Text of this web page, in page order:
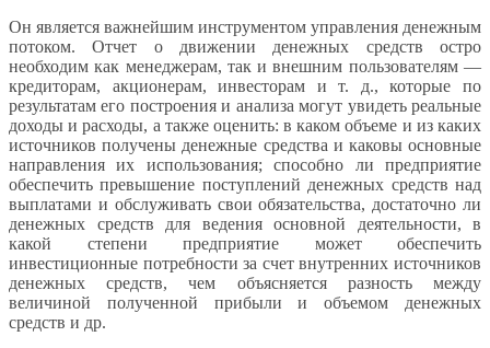
Он является важнейшим инструментом управления денежным
потоком. Отчет о движении денежных средств остро
необходим как менеджерам, так и внешним пользователям —
кредиторам, акционерам, инвесторам и т. д., которые по
результатам его построения и анализа могут увидеть реальные
доходы и расходы, а также оценить: в каком объеме и из каких
источников получены денежные средства и каковы основные
направления их использования; способно ли предприятие
обеспечить превышение поступлений денежных средств над
выплатами и обслуживать свои обязательства, достаточно ли
денежных средств для ведения основной деятельности, в
какой степени предприятие может обеспечить
инвестиционные потребности за счет внутренних источников
денежных средств, чем объясняется разность между
величиной полученной прибыли и объемом денежных
средств и др.